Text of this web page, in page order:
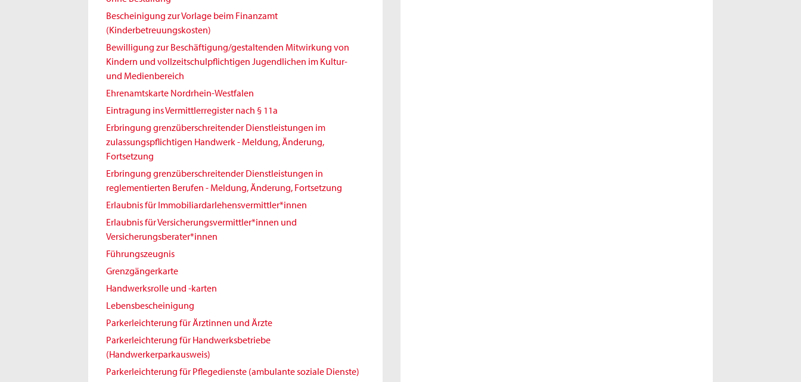
Bescheinigung zur Vorlage beim Finanzamt
(Kinderbetreuungskosten)
Bewilligung zur Beschäftigung/gestaltenden Mitwirkung von
Kindern und vollzeitschulpflichtigen Jugendlichen im Kultur-
und Medienbereich
Ehrenamtskarte Nordrhein-Westfalen
Eintragung ins Vermittlerregister nach § 11a
Erbringung grenzüberschreitender Dienstleistungen im
zulassungspflichtigen Handwerk - Meldung, Änderung,
Fortsetzung
Erbringung grenzüberschreitender Dienstleistungen in
reglementierten Berufen - Meldung, Änderung, Fortsetzung
Erlaubnis für Immobiliardarlehensvermittler*innen
Erlaubnis für Versicherungsvermittler*innen und
Versicherungsberater*innen
Führungszeugnis
Grenzgängerkarte
Handwerksrolle und -karten
Lebensbescheinigung
Parkerleichterung für Ärztinnen und Ärzte
Parkerleichterung für Handwerksbetriebe
(Handwerkerparkausweis)
Parkerleichterung für Pflegedienste (ambulante soziale Dienste)